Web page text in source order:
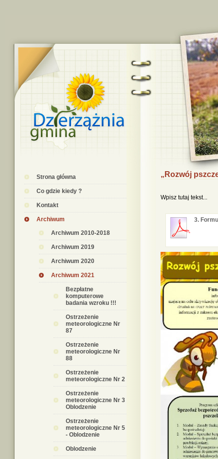
Strona główna
Co gdzie kiedy ?
Kontakt
Archiwum
Archiwum 2010-2018
Archiwum 2019
Archiwum 2020
Archiwum 2021
Bezpłatne
komputerowe
badania wzroku !!!
Ostrzeżenie
meteorologiczne Nr
87
Ostrzeżenie
meteorologiczne Nr
88
Ostrzeżenie
meteorologiczne Nr 2
Ostrzeżenie
meteorologiczne Nr 3
Oblodzenie
Ostrzeżenie
meteorologiczne Nr 5
- Oblodzenie
Oblodzenie
„Rozwój
Wpisz tutaj tekst...
3.